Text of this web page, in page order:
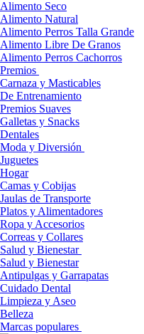
Alimento Seco
Alimento Natural
Alimento Perros Talla Grande
Alimento Libre De Granos
Alimento Perros Cachorros
Premios
Carnaza y Masticables
De Entrenamiento
Premios Suaves
Galletas y Snacks
Dentales
Moda y Diversión
Juguetes
Hogar
Camas y Cobijas
Jaulas de Transporte
Platos y Alimentadores
Ropa y Accesorios
Correas y Collares
Salud y Bienestar
Salud y Bienestar
Antipulgas y Garrapatas
Cuidado Dental
Limpieza y Aseo
Belleza
Marcas populares